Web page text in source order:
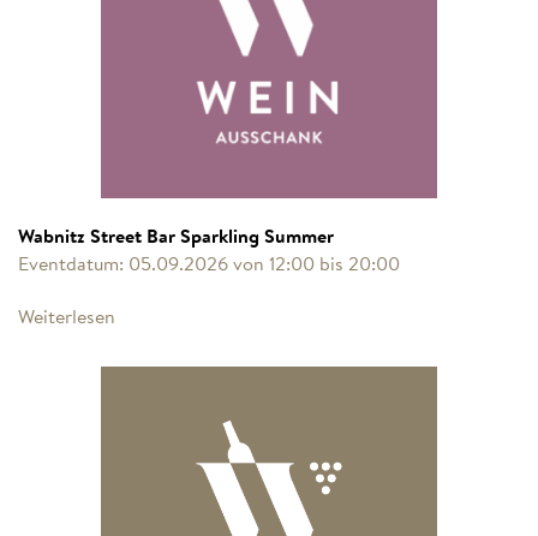
Wabnitz Street Bar Sparkling Summer
Eventdatum: 05.09.2026 von 12:00 bis 20:00
Weiterlesen